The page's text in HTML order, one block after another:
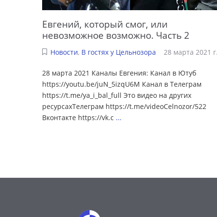
Евгений, который смог, или
невозможное возможно. Часть 2
Новости, В гостях у Цельнозора 28 марта 2021
28 марта 2021 Каналы Евгения: Канал в Ютуб
https://youtu.be/juN_5izqU6M Канал в Телеграм
https://t.me/ya_i_bal_full Это видео на других
ресурсахТелеграм https://t.me/videoCelnozor/522
Вконтакте https://vk.c ...